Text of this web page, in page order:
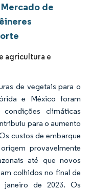
de
agricultura e
de vegetais para o
e México foram
climáticas
para o aumento
custos de embarque
provavelmente
até que novos
colhidos no final de
de 2023. Os